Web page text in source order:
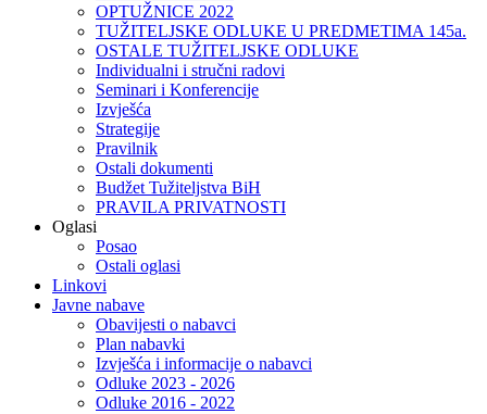
OPTUŽNICE 2022
TUŽITELJSKE ODLUKE U PREDMETIMA 145a.
OSTALE TUŽITELJSKE ODLUKE
Individualni i stručni radovi
Seminari i Konferencije
Izvješća
Strategije
Pravilnik
Ostali dokumenti
Budžet Tužiteljstva BiH
PRAVILA PRIVATNOSTI
Oglasi
Posao
Ostali oglasi
Linkovi
Javne nabave
Obavijesti o nabavci
Plan nabavki
Izvješća i informacije o nabavci
Odluke 2023 - 2026
Odluke 2016 - 2022